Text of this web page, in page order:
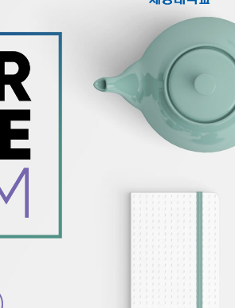
등록금심의위원회
등록금심의위원회 회의록
적·재입학) 졸업(수료)
졸업연기
조기졸업
졸업논문
학년별 수료학점
대출
관련사이트
터
중소기업산학협력센터
ANCHOR사업단
센터
양군농촌활성화지원센터
소통·공감